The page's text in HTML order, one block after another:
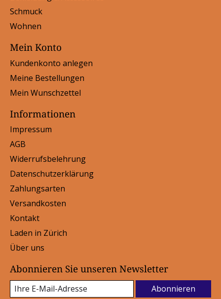
Schmuck
Wohnen
Mein Konto
Kundenkonto anlegen
Meine Bestellungen
Mein Wunschzettel
Informationen
Impressum
AGB
Widerrufsbelehrung
Datenschutzerklärung
Zahlungsarten
Versandkosten
Kontakt
Laden in Zürich
Über uns
Abonnieren Sie unseren Newsletter
Abonnieren